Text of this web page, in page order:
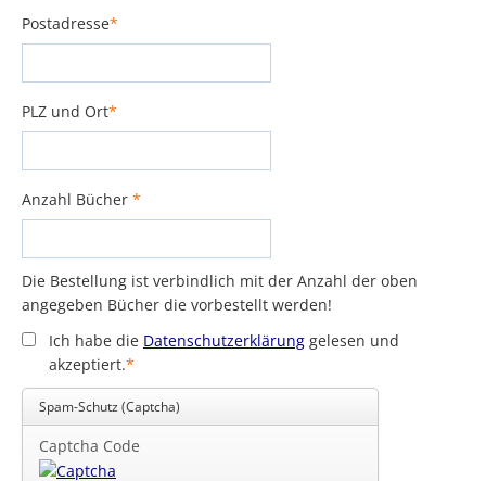
Postadresse*
Pflichtfeld
PLZ und Ort*
Pflichtfeld
Anzahl Bücher *
Pflichtfeld
Die Bestellung ist verbindlich mit der Anzahl der oben
angegeben Bücher die vorbestellt werden!
Ich habe die Datenschutzerklärung gelesen und
akzeptiert.*
Pflichtfeld
Spam-Schutz (Captcha)
Captcha Code